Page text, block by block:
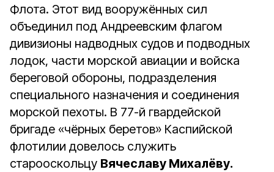
Флота. Этот вид вооружённых сил
объединил под Андреевским флагом
дивизионы надводных судов и подводных
лодок, части морской авиации и войска
береговой обороны, подразделения
специального назначения и соединения
морской пехоты. В 77-й гвардейской
бригаде «чёрных беретов» Каспийской
флотилии довелось служить
старооскольцу Вячеславу Михалёву.